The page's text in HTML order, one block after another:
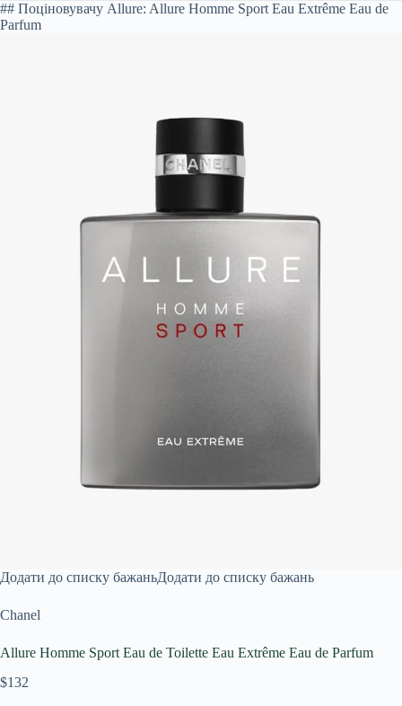
## Поціновувачу Allure: Allure Homme Sport Eau Extrême Eau de
Parfum
Додати до списку бажаньДодати до списку бажань
Chanel
Allure Homme Sport Eau de Toilette Eau Extrême Eau de Parfum
$132